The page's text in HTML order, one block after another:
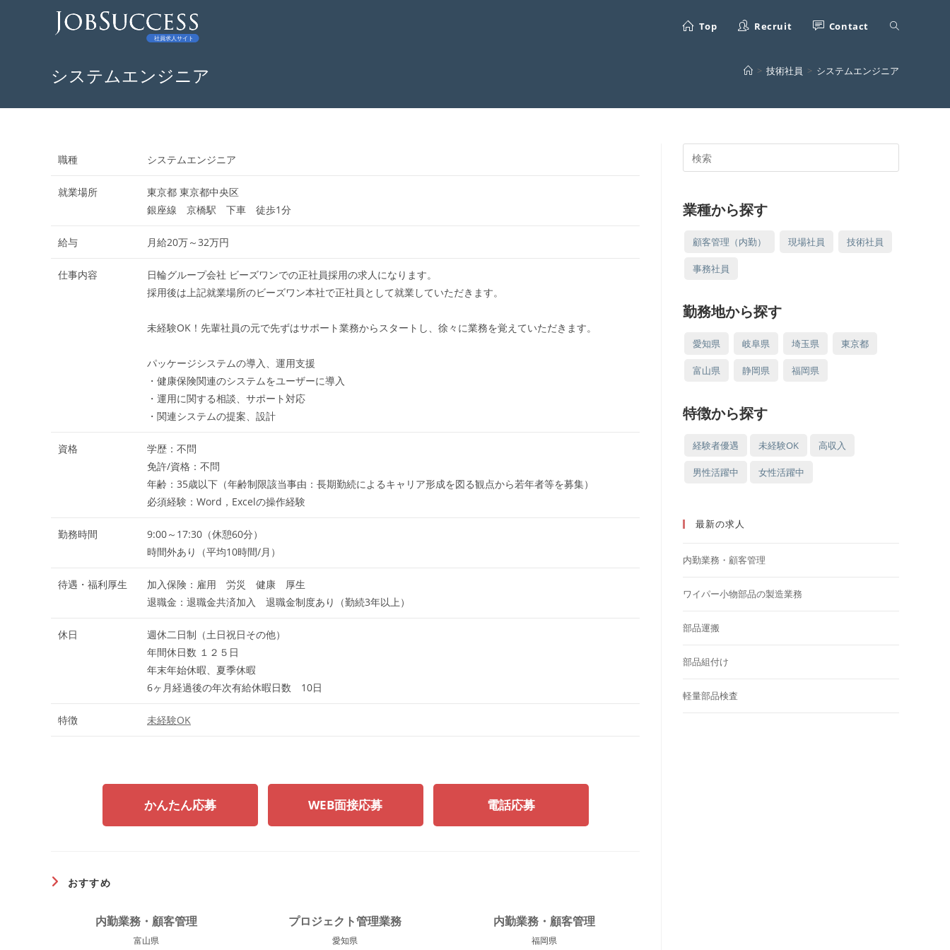
Top Recruit Contact ウ
ェ
システムエンジニア > 技術社員 > システムエンジニア
職種 システムエンジニア
就業場所
東京都 東京都中央区
銀座線 京橋駅 下車 徒歩1分
給与 月給20万～32万円
仕事内容
日輪グループ会社 ビーズワンでの正社員採用の求人になります。
採用後は上記就業場所のビーズワン本社で正社員として就業していただきます。
未経験OK！先輩社員の元で先ずはサポート業務からスタートし、徐々に業務を覚えていただきます。
パッケージシステムの導入、運用支援
・健康保険関連のシステムをユーザーに導入
・運用に関する相談、サポート対応
・関連システムの提案、設計
資格
学歴：不問
免許/資格：不問
年齢：35歳以下（年齢制限該当事由：長期勤続によるキャリア形成を図る観点から若年者等を募集）
必須経験：Word，Excelの操作経験
勤務時間
9:00～17:30（休憩60分）
時間外あり（平均10時間/月）
待遇・福利厚生
加入保険：雇用 労災 健康 厚生
退職金：退職金共済加入 退職金制度あり（勤続3年以上）
休日
週休二日制（土日祝日その他）
年間休日数 １２５日
年末年始休暇、夏季休暇
6ヶ月経過後の年次有給休暇日数 10日
特徴 未経験OK
かんたん応募 WEB面接応募 電話応募
おすすめ
内勤業務・顧客管理
富山県
プロジェクト管理業務
愛知県
内勤業務・顧客管理
福岡県
索
象:
業種から探す
顧客管理（内勤） 現場社員 技術社員
事務社員
勤務地から探す
愛知県 岐阜県 埼玉県 東京都
富山県 静岡県 福岡県
特徴から探す
経験者優遇 未経験OK 高収入
男性活躍中 女性活躍中
最新の求人
内勤業務・顧客管理
ワイパー小物部品の製造業務
部品運搬
部品組付け
軽量部品検査